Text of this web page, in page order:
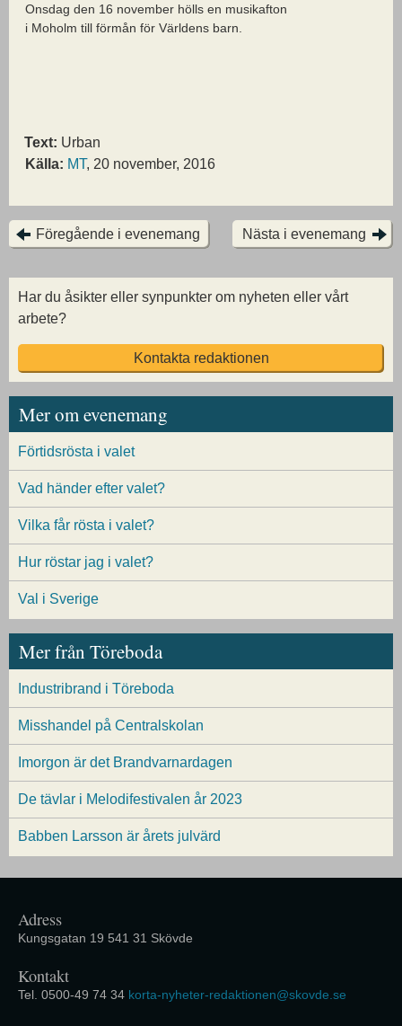
Onsdag den 16 november hölls en musikafton
i Moholm till förmån för Världens barn.
Text: Urban
Källa: MT, 20 november, 2016
Föregående i evenemang Nästa i evenemang
Har du åsikter eller synpunkter om nyheten eller vårt
arbete?
Kontakta redaktionen
Mer om evenemang
Förtidsrösta i valet
Vad händer efter valet?
Vilka får rösta i valet?
Hur röstar jag i valet?
Val i Sverige
Mer från Töreboda
Industribrand i Töreboda
Misshandel på Centralskolan
Imorgon är det Brandvarnardagen
De tävlar i Melodifestivalen år 2023
Babben Larsson är årets julvärd
Adress
Kungsgatan 19 541 31 Skövde
Kontakt
Tel. 0500-49 74 34 korta-nyheter-redaktionen@skovde.se